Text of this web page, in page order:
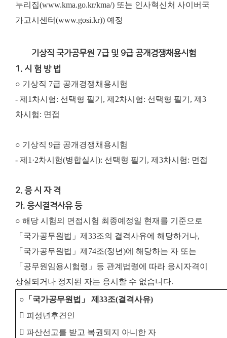
누리집(www.kma.go.kr/kma/) 또는 인사혁신처 사이버국
가고시센터(www.gosi.kr)) 예정
기상직 국가공무원 7급 및 9급 공개경쟁채용시험
1. 시 험 방 법
○ 기상직 7급 공개경쟁채용시험
- 제1차시험: 선택형 필기, 제2차시험: 선택형 필기, 제3
차시험: 면접
○ 기상직 9급 공개경쟁채용시험
- 제1·2차시험(병합실시): 선택형 필기, 제3차시험: 면접
2. 응 시 자 격
가. 응시결격사유 등
○ 해당 시험의 면접시험 최종예정일 현재를 기준으로
「국가공무원법」제33조의 결격사유에 해당하거나,
「국가공무원법」제74조(정년)에 해당하는 자 또는
「공무원임용시험령」등 관계법령에 따라 응시자격이
상실되거나 정지된 자는 응시할 수 없습니다.
○ 「 국가공무원법 」 제 33조(결격사유)
󰋻 피성년후견인
󰋻 파산선고를 받고 복권되지 아니한 자